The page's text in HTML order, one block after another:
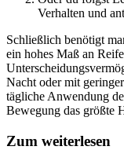
Verhalten und
Schließlich benötigt
ein hohes Maß an
Nacht oder mit
tägliche Anwendung
Bewegung das größte
Zum weiterlesen